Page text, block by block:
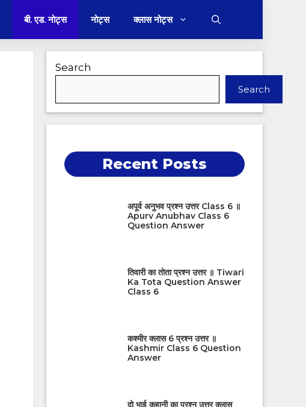
बी. एड. नोट्स नोट्स क्लास नोट्स
Search
Search
Recent Posts
अपूर्व अनुभव प्रश्न उत्तर Class 6 ॥
Apurv Anubhav Class 6
Question Answer
तिवारी का तोता प्रश्न उत्तर ॥ Tiwari
Ka Tota Question Answer
Class 6
कश्मीर क्लास 6 प्रश्न उत्तर ॥
Kashmir Class 6 Question
Answer
दो भाई कहानी का प्रश्न उत्तर क्लास